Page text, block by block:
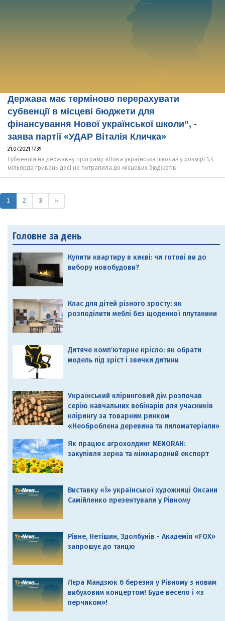
Держава має терміново перерахувати
субвенції в місцеві бюджети для
фінансування Нової української школи”, -
заява партії «УДАР Віталія Кличка»
21.07.2021 17:39
Субвенція на державну програму «Нова українська школа» у розмірі 1,4
мільярда гривень досі не потрапила до місцевих бюджетів.
1 (current)
2 3 »
Головне за день
Купити квартиру в києві: чи готові ви до
вибору новобудови?
Клас для дітей різного зросту: як
розподілити меблі без щоденної плутанини
Дитяче комп’ютерне крісло: як обрати
модель під зріст і звички дитини
Український кліринговий дім розпочав
серію навчальних вебінарів для учасників
клірингу за товарним ринком
«Необроблена деревина та пиломатеріали»
Як працює агрохолдинг MENORAH:
закупівля зерна та міжнародний експорт
Виставку «Ї» української художниці Оксани
Самійленко презентували у Рівному
Рівне, Нетішин, Здолбунів - Академія «FOX»
запрошує до танцю
Лєра Мандзюк 6 березня у Рівному з новим
вибуховим концертом! Буде весело і «з
перчиком»!